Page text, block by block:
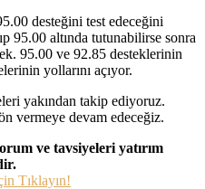
desteğini test edeceğini
95.00 altında tutunabilirse sonra
95.00 ve 92.85 desteklerinin
yollarını açıyor.
yakından takip ediyoruz.
vermeye devam edeceğiz.
ve tavsiyeleri yatırım
Tıklayın!